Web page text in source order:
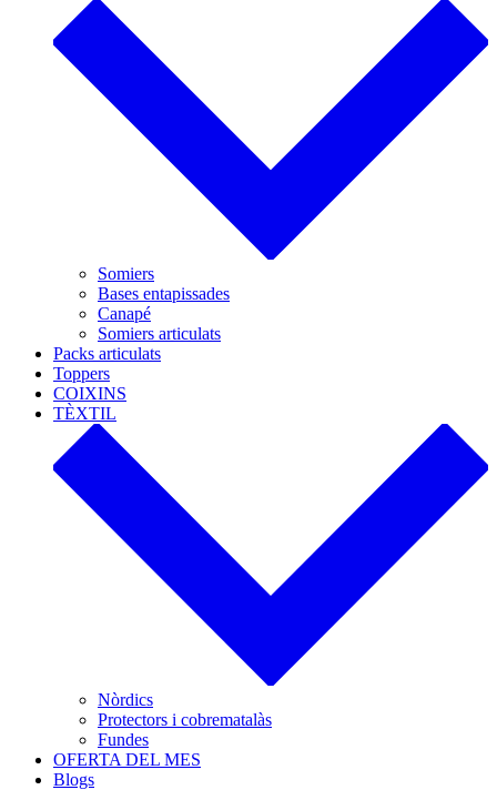
Somiers
Bases entapissades
Canapé
Somiers articulats
Packs articulats
Toppers
COIXINS
TÈXTIL
Nòrdics
Protectors i cobrematalàs
Fundes
OFERTA DEL MES
Blogs